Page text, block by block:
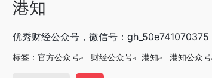
港知
优秀财经公众号，微信号：gh_50e741070375
标签： 官方公众号 财经公众号 港知 港知公众号